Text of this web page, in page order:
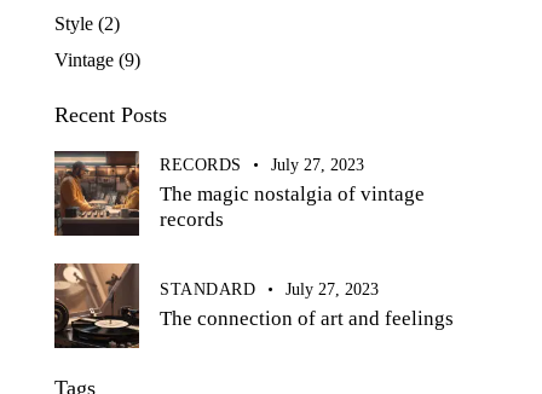
Style (2)
Vintage (9)
Recent Posts
RECORDS July 27, 2023
The magic nostalgia of vintage
records
STANDARD July 27, 2023
The connection of art and feelings
Tags